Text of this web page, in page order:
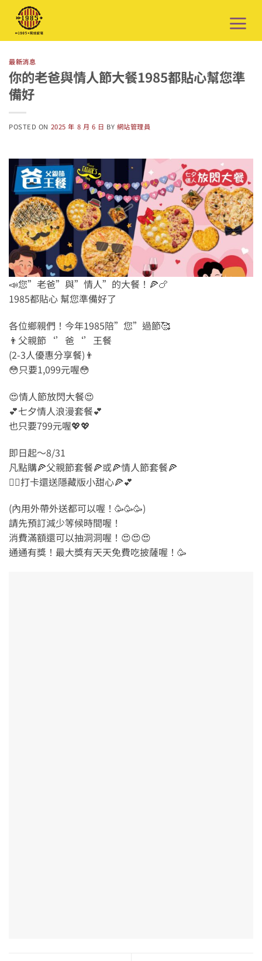
content
最新消息
你的老爸與情人節大餐1985都貼心幫您準
備好
POSTED ON 2025 年 8 月 6 日 BY 網站管理員
📣您”老爸”與”情人”的大餐！🍕🍗
1985都貼心 幫您準備好了
各位鄉親們！今年1985陪”您”過節🥰
👨父親節‘’爸‘’王餐
(2-3人優惠分享餐)👨
😳只要1,099元喔😳
😍情人節放閃大餐😍
💕七夕情人浪漫套餐💕
也只要799元喔💖💖
即日起～8/31
凡點購🍕父親節套餐🍕或🍕情人節套餐🍕
👍🏻打卡還送隱藏版小甜心🍕💕
(內用外帶外送都可以喔！🥳🥳🥳)
請先預訂減少等候時間喔！
消費滿額還可以抽洞洞喔！😍😍😍
通通有獎！最大獎有天天免費吃披薩喔！🥳